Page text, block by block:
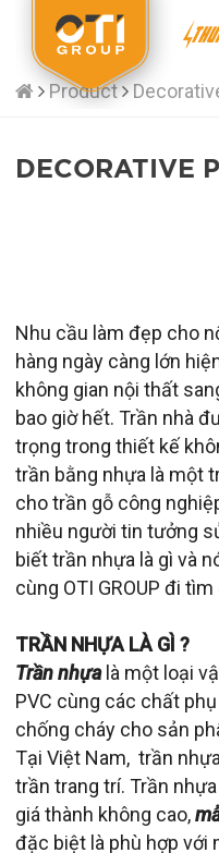
Product
DECORATIVE
Nhu cầu làm đẹp cho
hàng ngày càng lớn
không gian nội thất
bao giờ hết. Trần nhà
trọng trong thiết kế
trần bằng nhựa là một
cho trần gỗ công
nhiều người tin tưởng
biết trần nhựa là gì và
cùng OTI GROUP đi
TRẦN NHỰA LÀ GÌ ?
Trần nhựalà một loại
PVC cùng các chất
chống cháy cho sản
Tại Việt Nam, trần
trần trang trí. Trần
giá thành không cao,
đặc biệt là phù hợp với